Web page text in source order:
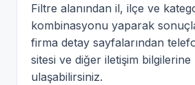
Filtre alanından il, ilçe ve
kombinasyonu yaparak
firma detay sayfalarından
sitesi ve diğer iletişim bilgilerine
ulaşabilirsiniz.